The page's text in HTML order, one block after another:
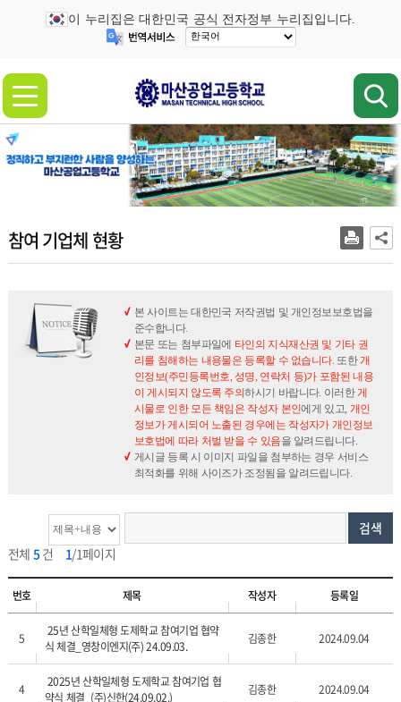
이 누리집은 대한민국 공식 전자정부 누리집입니다.
참여 기업체 현황
본 사이트는 대한민국 저작권법 및 개인정보보호법을
준수합니다.
본문 또는 첨부파일에 타인의 지식재산권 및 기타 권
리를 침해하는 내용물은 등록할 수 없습니다. 또한 개
인정보(주민등록번호, 성명, 연락처 등)가 포함된 내용
이 게시되지 않도록 주의하시기 바랍니다. 이러한 게
시물로 인한 모든 책임은 작성자 본인에게 있고, 개인
정보가 게시되어 노출된 경우에는 작성자가 개인정보
보호법에 따라 처벌 받을 수 있음을 알려드립니다.
게시글 등록 시 이미지 파일을 첨부하는 경우 서비스
최적화를 위해 사이즈가 조정됨을 알려드립니다.
전체 5건 1/1페이지
검색
번호 제목 작성자 등록일
5
25년 산학일체형 도제학교 참여기업 협약
식 체결_영창이엔지(주) 24.09.03.
김종한 2024.09.04
4
2025년 산학일체형 도제학교 참여기업 협
약식 체결_(주)신한(24.09.02.)
김종한 2024.09.04